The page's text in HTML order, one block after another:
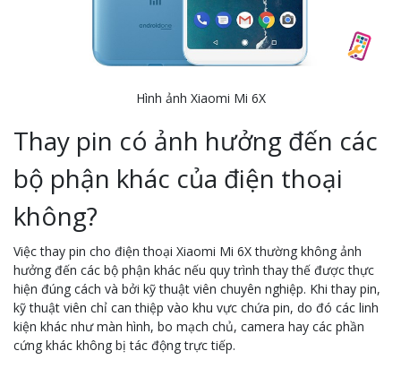
Hình ảnh Xiaomi Mi 6X
Thay pin có ảnh hưởng đến các
bộ phận khác của điện thoại
không?
Việc thay pin cho điện thoại Xiaomi Mi 6X thường không ảnh
hưởng đến các bộ phận khác nếu quy trình thay thế được thực
hiện đúng cách và bởi kỹ thuật viên chuyên nghiệp. Khi thay pin,
kỹ thuật viên chỉ can thiệp vào khu vực chứa pin, do đó các linh
kiện khác như màn hình, bo mạch chủ, camera hay các phần
cứng khác không bị tác động trực tiếp.